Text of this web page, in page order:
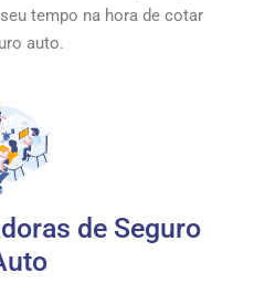
tempo na hora de cotar
auto.
de Seguro